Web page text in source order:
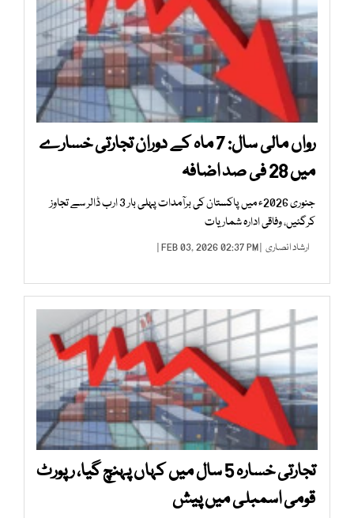
رواں مالی سال: 7 ماہ کے دوران تجارتی خسارے
میں 28 فی صد اضافہ
جنوری 2026ء میں پاکستان کی برآمدات پہلی بار 3 ارب ڈالر سے تجاوز
کرگئیں، وفاقی ادارہ شماریات
ارشاد انصاری | FEB 03, 2026 02:37 PM |
تجارتی خسارہ 5 سال میں کہاں پہنچ گیا، رپورٹ
قومی اسمبلی میں پیش